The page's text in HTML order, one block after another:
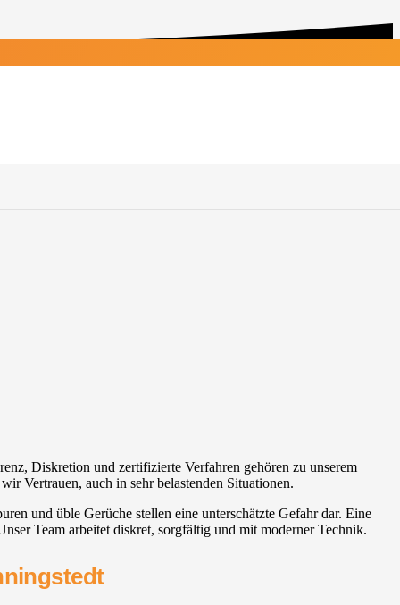
Diskretion und zertifizierte Verfahren gehören zu unserem
Vertrauen, auch in sehr belastenden Situationen.
und üble Gerüche stellen eine unterschätzte Gefahr dar. Eine
Team arbeitet diskret, sorgfältig und mit moderner Technik.